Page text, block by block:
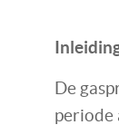
De
periode